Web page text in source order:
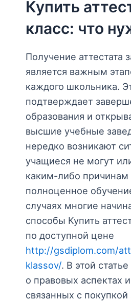
Купить
класс: что
Получение аттестата
является важным
каждого школьника.
подтверждает
образования и
высшие учебные
нередко возникают
учащиеся не могут
каким-либо причинам
полноценное
случаях многие
способы Купить
по доступной цене
http://gsdiplom.com/
klassov/. В этой
о правовых аспектах
связанных с покупкой